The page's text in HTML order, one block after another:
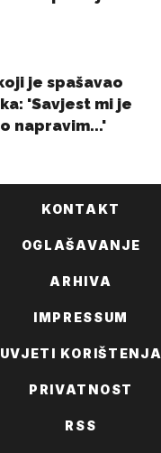
KONTAKT
OGLAŠAVANJE
ARHIVA
IMPRESSUM
UVJETI KORIŠTENJA
PRIVATNOST
RSS